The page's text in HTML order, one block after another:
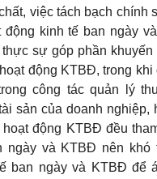
việc tách bạch chính
động kinh tế ban ngày
sự góp phần khuyến
động KTBĐ, trong khi
công tác quản lý
sản của doanh nghiệp,
động KTBĐ đều
ngày và KTBĐ nên khó
ban ngày và KTBĐ để